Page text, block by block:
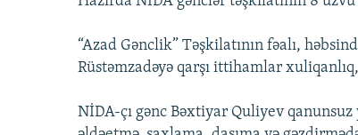
“Azad Gənclik” Təşkilatının fəalı,
Rüstəmzadəyə qarşı ittihamlar
NİDA-çı gənc Bəxtiyar Quliyev